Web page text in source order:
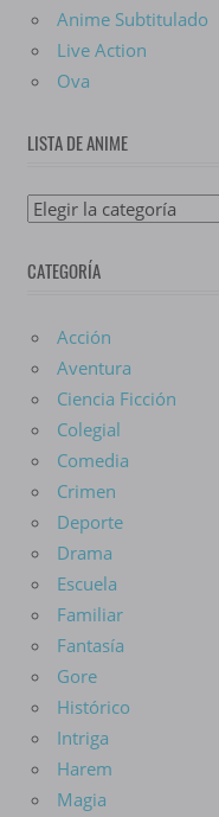
Anime Subtitulado
Live Action
Ova
LISTA DE ANIME
Lista
Anime
CATEGORÍA
Acción
Aventura
Ciencia Ficción
Colegial
Comedia
Crimen
Deporte
Drama
Escuela
Familiar
Fantasía
Gore
Histórico
Intriga
Harem
Magia